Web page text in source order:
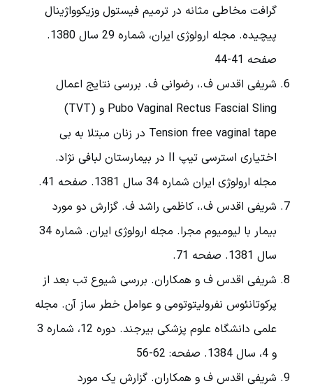
گرافت مخاطی مثانه در ترمیم فیستول وزیکوواژینال
پیچیده. مجله ارولوژی ایران، شماره 29 سال 1380.
صفحه 41-44
شریفی اقدس ف.، رضوانی ف. بررسی نتایج اعمال
Pubo Vaginal Rectus Fascial Sling و (TVT)
Tension free vaginal tape در زنان مبتلا به بی
اختیاری استرسی تیپ II در بیمارستان لبافی نژاد.
مجله ارولوژی ایران شماره 34 سال 1381. صفحه 41.
شریفی اقدس ف.، کاظمی راشد ف. گزارش دو مورد
بیمار با لیومیوم مجرا. مجله ارولوژی ایران. شماره 34
سال 1381. صفحه 71.
شریفی اقدس ف و همکاران. بررسی شیوع تب بعد از
پرکوتانئوس نفرولیتوتومی و عوامل خطر ساز آن. مجله
علمی دانشگاه علوم پزشکی بیرجند. دوره 12، شماره 3
و 4، سال 1384. صفحه: 62-56
شریفی اقدس ف و همکاران. گزارش یک مورد